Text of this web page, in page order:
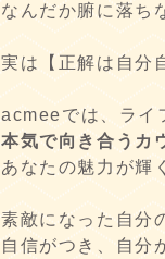
なんだか腑に落ち
実は【正解は自分
acmeeでは、ライ
本気で向き合うカ
あなたの魅力が輝
素敵になった自分
自信がつき、自分